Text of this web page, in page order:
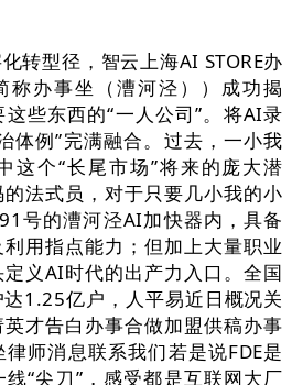
型径，智云上海AI STORE办
称办事坐（漕河泾））成功揭
些东西的“一人公司”。将AI录
体例”完满融合。过去，一小我
这个“长尾市场”将来的庞大潜
法式员，对于只要几小我的小
号的漕河泾AI加快器内，具备
用指点能力；但加上大量职业
义AI时代的出产力入口。全国
1.25亿户，人平易近日概况关
才告白办事合做加盟供稿办事
师消息联系我们若是说FDE是
“尖刀”，感受都是互联网大厂